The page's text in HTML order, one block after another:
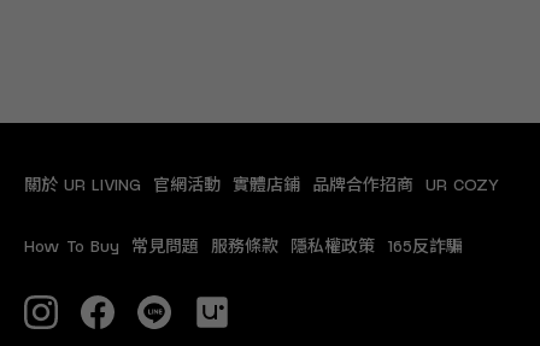
關於 UR LIVING 官網活動 實體店鋪 品牌合作招商 UR COZY
How To Buy 常見問題 服務條款 隱私權政策 165反詐騙